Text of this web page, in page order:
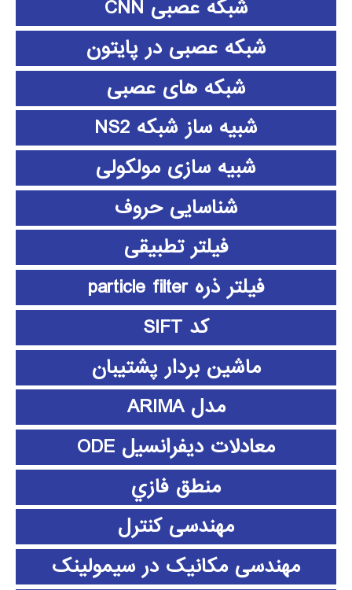
شبکه عصبی CNN
شبکه عصبی در پایتون
شبکه های عصبی
شبیه ساز شبکه NS2
شبیه سازی مولکولی
شناسایی حروف
فیلتر تطبیقی
فیلتر ذره particle filter
کد SIFT
ماشین بردار پشتیبان
مدل ARIMA
معادلات دیفرانسیل ODE
منطق فازي
مهندسی کنترل
مهندسی مکانیک در سیمولینک